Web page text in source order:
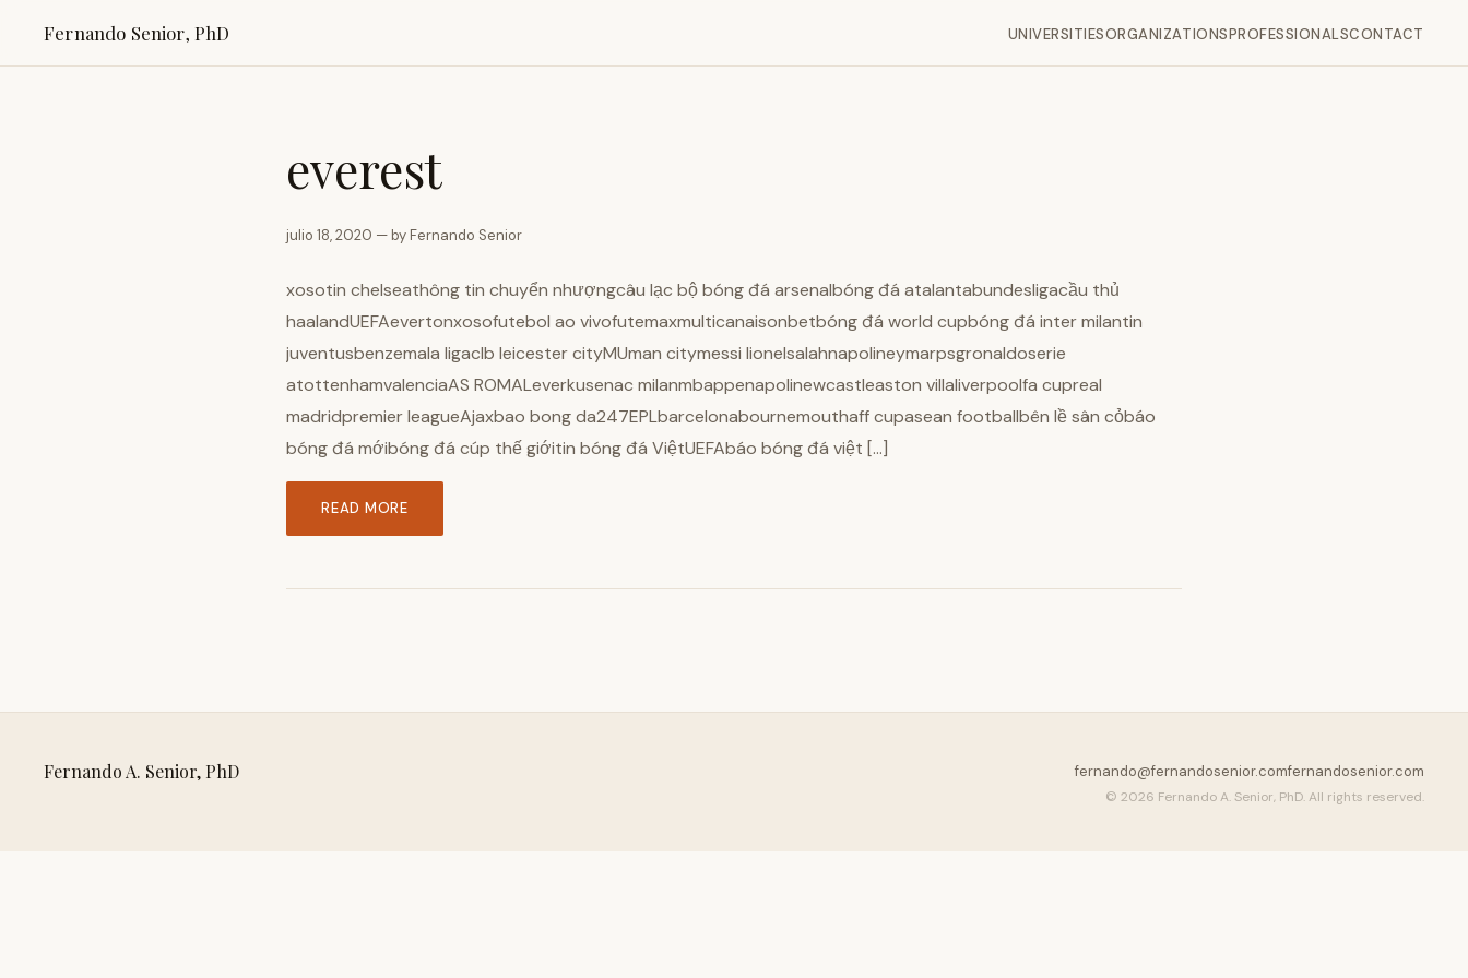
Fernando Senior, PhD UNIVERSITIESORGANIZATIONSPROFESSIONALSCONTACT
everest
julio 18, 2020 — by Fernando Senior
xosotin chelseathông tin chuyển nhượngcâu lạc bộ bóng đá arsenalbóng đá atalantabundesligacầu thủ
haalandUEFAevertonxosofutebol ao vivofutemaxmulticanaisonbetbóng đá world cupbóng đá inter milantin
juventusbenzemala ligaclb leicester cityMUman citymessi lionelsalahnapolineymarpsgronaldoserie
atottenhamvalenciaAS ROMALeverkusenac milanmbappenapolinewcastleaston villaliverpoolfa cupreal
madridpremier leagueAjaxbao bong da247EPLbarcelonabournemouthaff cupasean footballbên lề sân cỏbáo
bóng đá mớibóng đá cúp thế giớitin bóng đá ViệtUEFAbáo bóng đá việt […]
READ MORE
Fernando A. Senior, PhD fernando@fernandosenior.comfernandosenior.com
© 2026 Fernando A. Senior, PhD. All rights reserved.